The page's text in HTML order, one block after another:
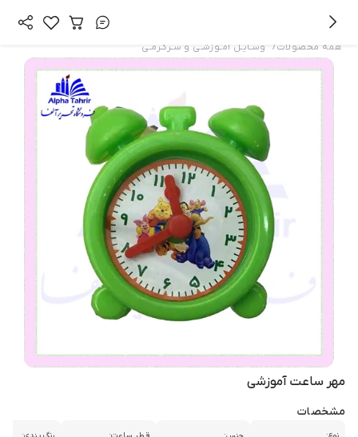
همه محصولات/ وسـایـل آمـوزشـی و سـرگـرمـی
مهر ساعت آموزشی
مشخصات